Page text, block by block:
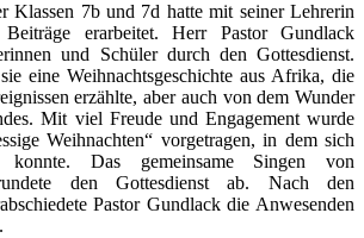
Klassen 7b und 7d hatte mit seiner Lehrerin
erarbeitet. Herr Pastor Gundlack
und Schüler durch den Gottesdienst.
eine Weihnachtsgeschichte aus Afrika, die
erzählte, aber auch von dem Wunder
Mit viel Freude und Engagement wurde
Weihnachten“ vorgetragen, in dem sich
konnte. Das gemeinsame Singen von
rundete den Gottesdienst ab. Nach den
Pastor Gundlack die Anwesenden